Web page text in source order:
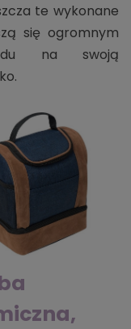
te wykonane
się ogromnym
na swoją